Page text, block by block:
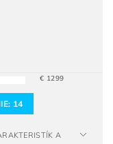
€ 1299
14
A